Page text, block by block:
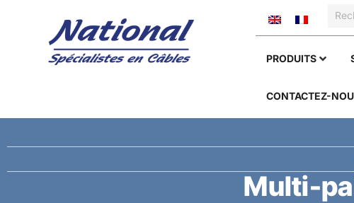
PRODUITS
CONTACTEZ-
Multi-